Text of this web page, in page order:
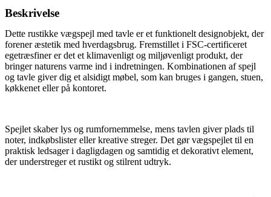
Beskrivelse
Dette rustikke vægspejl med tavle er et funktionelt designobjekt, der
forener æstetik med hverdagsbrug. Fremstillet i FSC-certificeret
egetræsfiner er det et klimavenligt og miljøvenligt produkt, der
bringer naturens varme ind i indretningen. Kombinationen af spejl
og tavle giver dig et alsidigt møbel, som kan bruges i gangen, stuen,
køkkenet eller på kontoret.
Spejlet skaber lys og rumfornemmelse, mens tavlen giver plads til
noter, indkøbslister eller kreative streger. Det gør vægspejlet til en
praktisk ledsager i dagligdagen og samtidig et dekorativt element,
der understreger et rustikt og stilrent udtryk.